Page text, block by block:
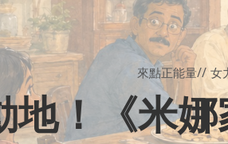
來點正能量// 女
地！《米